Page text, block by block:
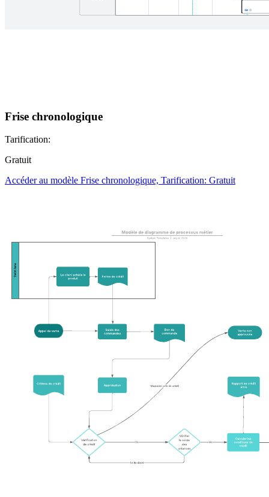
Frise chronologique
Tarification:
Gratuit
Accéder au modèle Frise chronologique, Tarification: Gratuit